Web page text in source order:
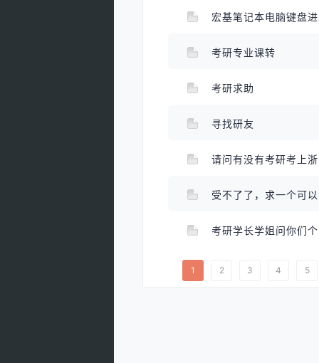
宏基笔记本电脑键盘
考研专业课转
考研求助
寻找研友
请问有没有考研考上
受不了了，求一个可
考研学长学姐问你们
1 2 3 4 5